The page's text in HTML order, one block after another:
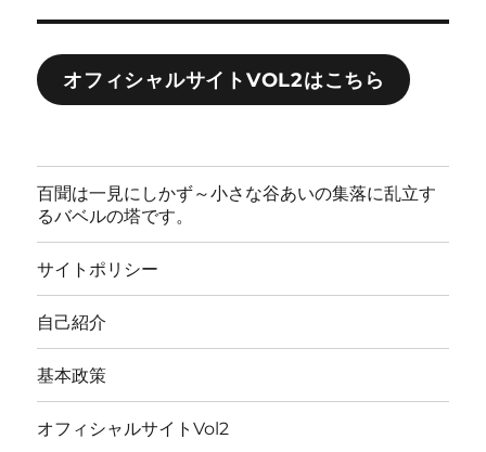
オフィシャルサイトVOL2はこちら
百聞は一見にしかず～小さな谷あいの集落に乱立す
るバベルの塔です。
サイトポリシー
自己紹介
基本政策
オフィシャルサイトVol2